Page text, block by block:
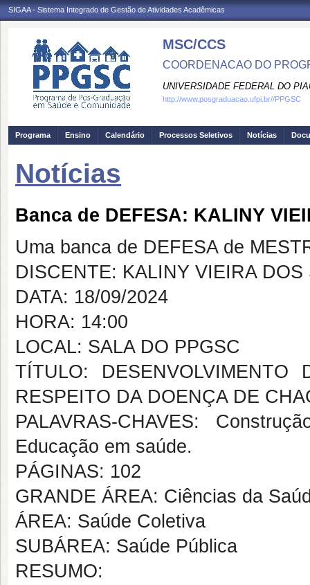
SIGAA - Sistema Integrado de Gestão de Atividades Acadêmicas
MSC/CCS
COORDENACAO DO
UNIVERSIDADE FEDERAL DO
http://www.posgraduacao.ufpi.br//PPGSC
Programa Ensino Calendário Processos Seletivos Notícias
Notícias
Banca de DEFESA: KALINY
Uma banca de DEFESA de
DISCENTE: KALINY VIEIRA
DATA: 18/09/2024
HORA: 14:00
LOCAL: SALA DO PPGSC
TÍTULO: DESENVOLVIMENTO
RESPEITO DA DOENÇA DE
PALAVRAS-CHAVES:
Educação em saúde.
PÁGINAS: 102
GRANDE ÁREA: Ciências da
ÁREA: Saúde Coletiva
SUBÁREA: Saúde Pública
RESUMO: